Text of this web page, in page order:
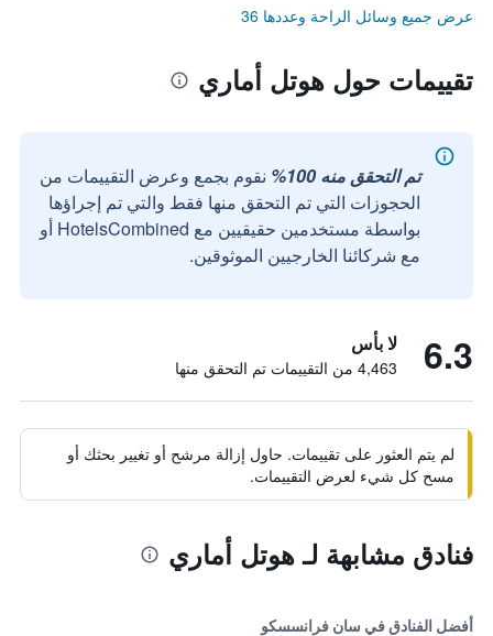
عرض جميع وسائل الراحة وعددها 36
تقييمات حول هوتل أماري
تم التحقق منه 100%
نقوم بجمع وعرض التقييمات من
الحجوزات التي تم التحقق منها فقط والتي تم إجراؤها
بواسطة مستخدمين حقيقيين مع HotelsCombined أو
مع شركائنا الخارجيين الموثوقين.
6.3 لا بأس
4,463 من التقييمات تم التحقق منها
لم يتم العثور على تقييمات. حاول إزالة مرشح أو تغيير بحثك أو
مسح كل شيء لعرض التقييمات.
فنادق مشابهة لـ هوتل أماري
أفضل الفنادق في سان فرانسسكو